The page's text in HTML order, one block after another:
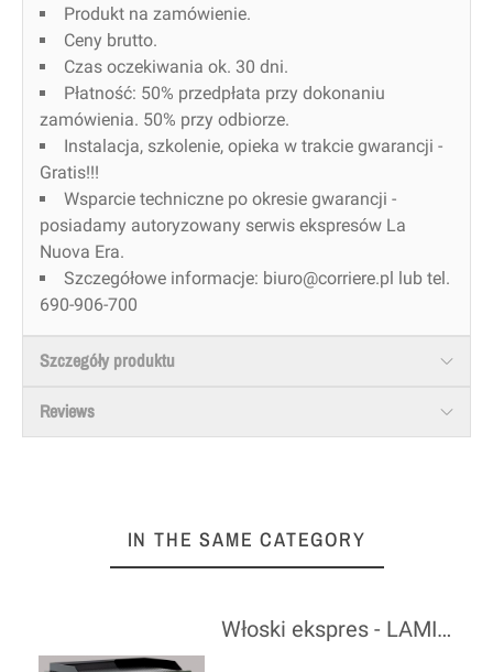
Produkt na zamówienie.
Ceny brutto.
Czas oczekiwania ok. 30 dni.
Płatność: 50% przedpłata przy dokonaniu
zamówienia. 50% przy odbiorze.
Instalacja, szkolenie, opieka w trakcie gwarancji -
Gratis!!!
Wsparcie techniczne po okresie gwarancji -
posiadamy autoryzowany serwis ekspresów La
Nuova Era.
Szczegółowe informacje: biuro@corriere.pl lub tel.
690-906-700
Szczegóły produktu
Reviews
IN THE SAME CATEGORY
Włoski ekspres - LAMILLE (L1100) MILITARY GREEN/WOOD - La Nuova Era